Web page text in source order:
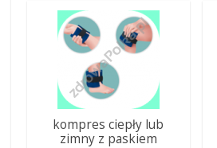
kompres ciepły lub
zimny z paskiem